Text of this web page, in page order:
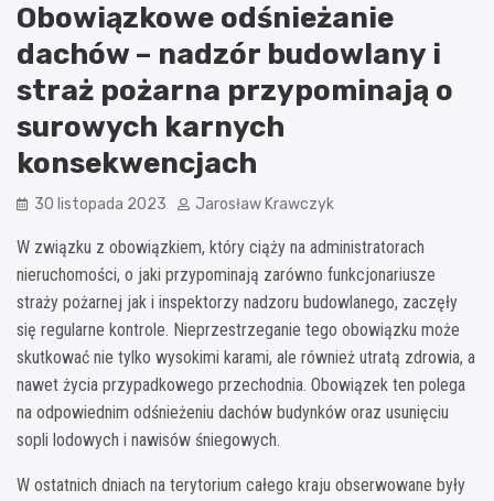
Obowiązkowe odśnieżanie
dachów – nadzór budowlany i
straż pożarna przypominają o
surowych karnych
konsekwencjach
30 listopada 2023 Jarosław Krawczyk
W związku z obowiązkiem, który ciąży na administratorach
nieruchomości, o jaki przypominają zarówno funkcjonariusze
straży pożarnej jak i inspektorzy nadzoru budowlanego, zaczęły
się regularne kontrole. Nieprzestrzeganie tego obowiązku może
skutkować nie tylko wysokimi karami, ale również utratą zdrowia, a
nawet życia przypadkowego przechodnia. Obowiązek ten polega
na odpowiednim odśnieżeniu dachów budynków oraz usunięciu
sopli lodowych i nawisów śniegowych.
W ostatnich dniach na terytorium całego kraju obserwowane były